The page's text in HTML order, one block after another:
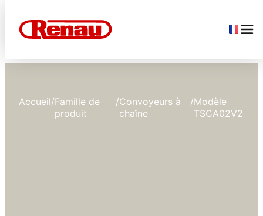
Accueil/Famille de
produit
/Convoyeurs à
chaîne
/Modèle
TSCA02V2